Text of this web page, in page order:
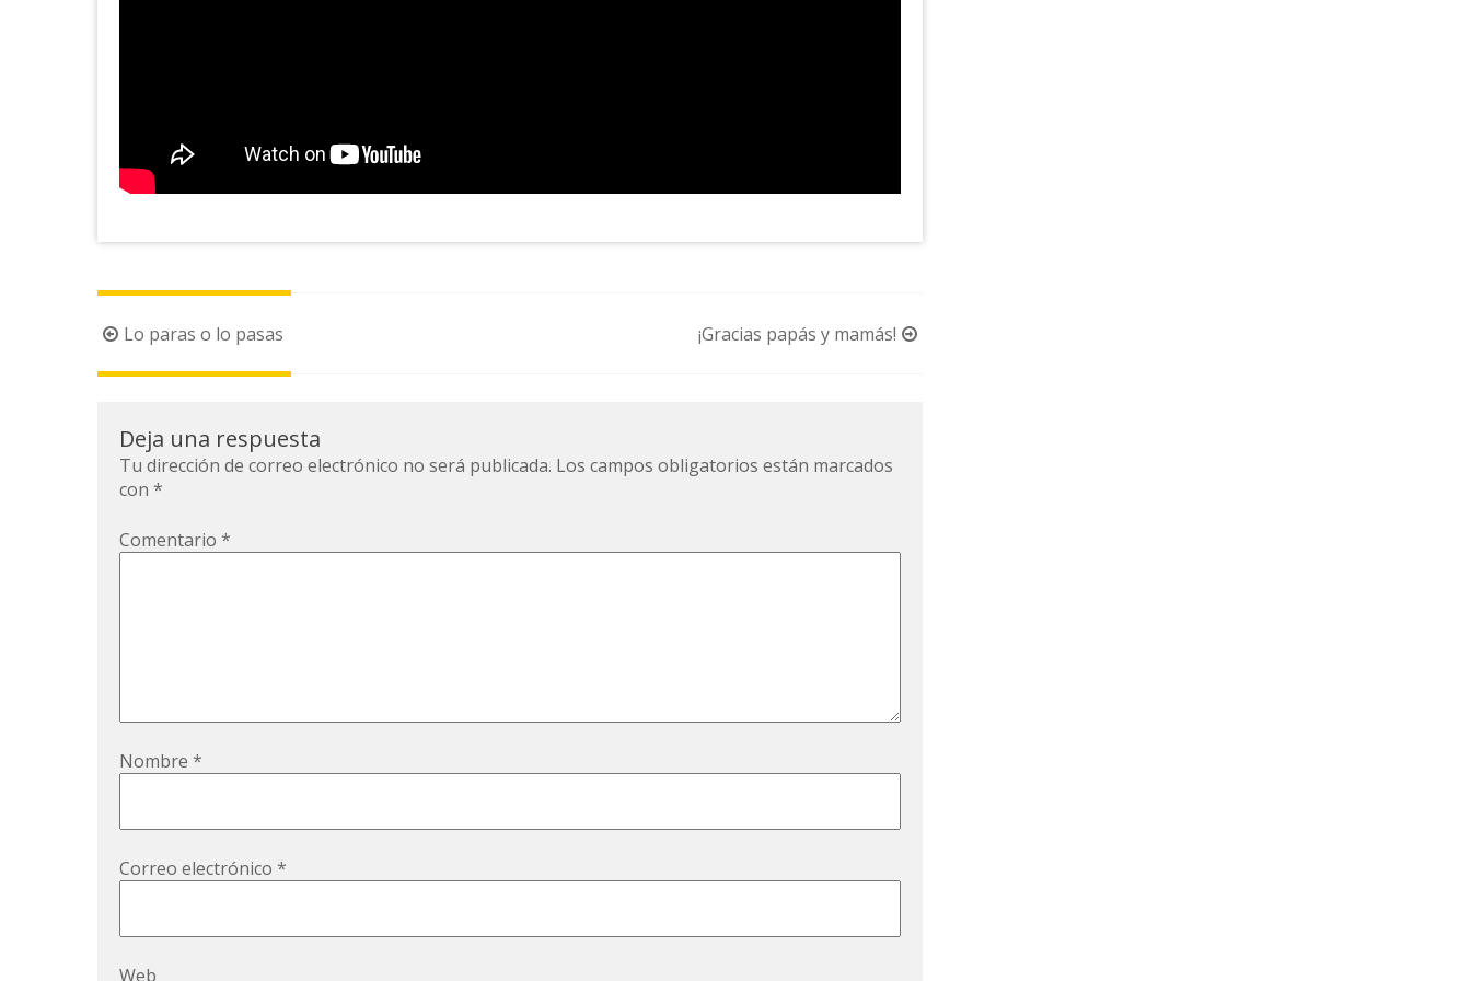
Navegación
de
Lo paras o lo pasas ¡Gracias papás y mamás!
Deja una respuesta
Tu dirección de correo electrónico no será publicada. Los campos obligatorios están marcados
con *
Comentario *
Nombre *
Correo electrónico *
Web